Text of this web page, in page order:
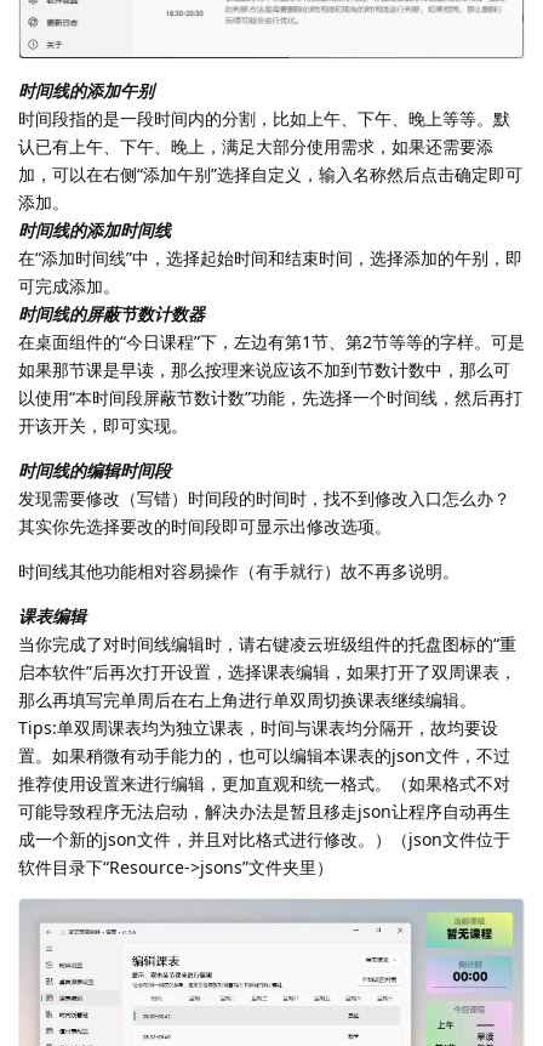
时间线的添加午别
时间段指的是一段时间内的分割，比如上午、下午、晚上等等。默
认已有上午、下午、晚上，满足大部分使用需求，如果还需要添
加，可以在右侧“添加午别”选择自定义，输入名称然后点击确定即可
添加。
时间线的添加时间线
在“添加时间线”中，选择起始时间和结束时间，选择添加的午别，即
可完成添加。
时间线的屏蔽节数计数器
在桌面组件的“今日课程”下，左边有第1节、第2节等等的字样。可是
如果那节课是早读，那么按理来说应该不加到节数计数中，那么可
以使用“本时间段屏蔽节数计数”功能，先选择一个时间线，然后再打
开该开关，即可实现。
时间线的编辑时间段
发现需要修改（写错）时间段的时间时，找不到修改入口怎么办？
其实你先选择要改的时间段即可显示出修改选项。
时间线其他功能相对容易操作（有手就行）故不再多说明。
课表编辑
当你完成了对时间线编辑时，请右键凌云班级组件的托盘图标的“重
启本软件”后再次打开设置，选择课表编辑，如果打开了双周课表，
那么再填写完单周后在右上角进行单双周切换课表继续编辑。
Tips:单双周课表均为独立课表，时间与课表均分隔开，故均要设
置。如果稍微有动手能力的，也可以编辑本课表的json文件，不过
推荐使用设置来进行编辑，更加直观和统一格式。（如果格式不对
可能导致程序无法启动，解决办法是暂且移走json让程序自动再生
成一个新的json文件，并且对比格式进行修改。）（json文件位于
软件目录下“Resource->jsons”文件夹里）